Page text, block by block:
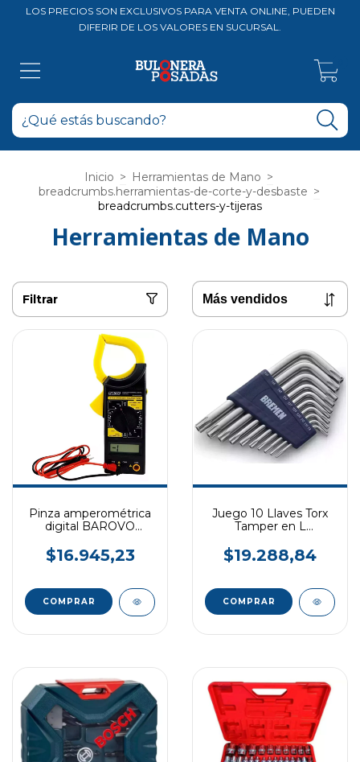
LOS PRECIOS SON EXCLUSIVOS PARA VENTA ONLINE, PUEDEN
DIFERIR DE LOS VALORES EN SUCURSAL.
Inicio > Herramientas de Mano >
breadcrumbs.herramientas-de-corte-y-desbaste >
breadcrumbs.cutters-y-tijeras
Herramientas de Mano
Filtrar
Pinza amperométrica
digital BAROVO
$16.945,23
Juego 10 Llaves Torx
Tamper en L
$19.288,84